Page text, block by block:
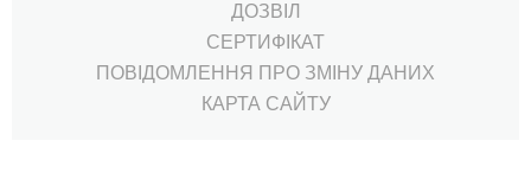
ДОЗВІЛ
СЕРТИФIКАТ
ПОВІДОМЛЕННЯ ПРО ЗМІНУ ДАНИХ
КАРТА САЙТУ